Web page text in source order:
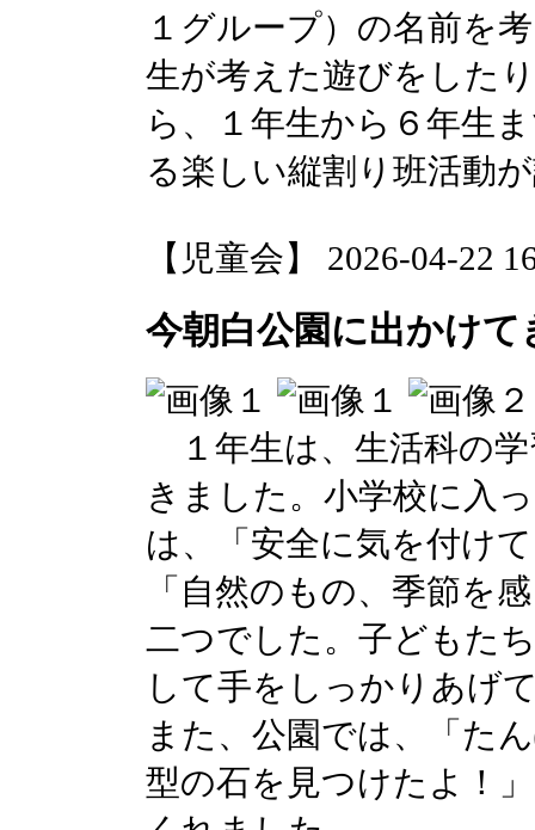
１グループ）の名前を
生が考えた遊びをした
ら、１年生から６年生
る楽しい縦割り班活動
【児童会】 2026-04-22
今朝白公園に出かけ
１年生は、生活科の
きました。小学校に入
は、「安全に気を付け
「自然のもの、季節を
二つでした。子どもた
して手をしっかりあげ
また、公園では、「た
型の石を見つけたよ！